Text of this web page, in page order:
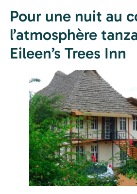
Pour une nuit au
l’atmosphère
Eileen’s Trees Inn